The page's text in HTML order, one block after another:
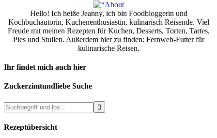
Hello! Ich heiße Jeanny, ich bin Foodbloggerin und
Kochbuchautorin, Kuchenenthusiastin, kulinarisch Reisende. Viel
Freude mit meinen Rezepten für Kuchen, Desserts, Torten, Tartes,
Pies und Stullen. Außerdem hier zu finden: Fernweh-Futter für
kulinarische Reisen.
Ihr findet mich auch hier
Zuckerzimtundliebe Suche
Rezeptübersicht